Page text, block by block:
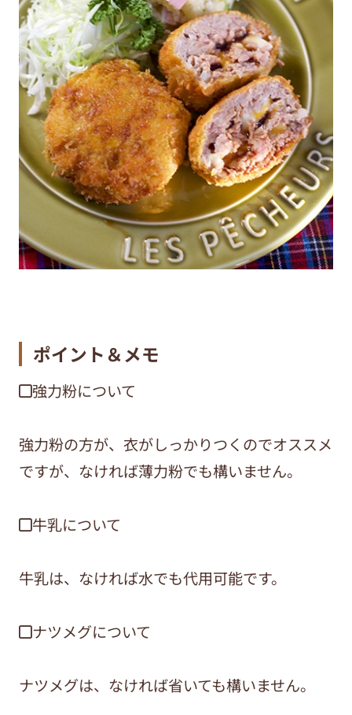
ポイント＆メモ
◼︎強力粉について
強力粉の方が、衣がしっかりつくのでオススメ
ですが、なければ薄力粉でも構いません。
◼︎牛乳について
牛乳は、なければ水でも代用可能です。
◼︎ナツメグについて
ナツメグは、なければ省いても構いません。